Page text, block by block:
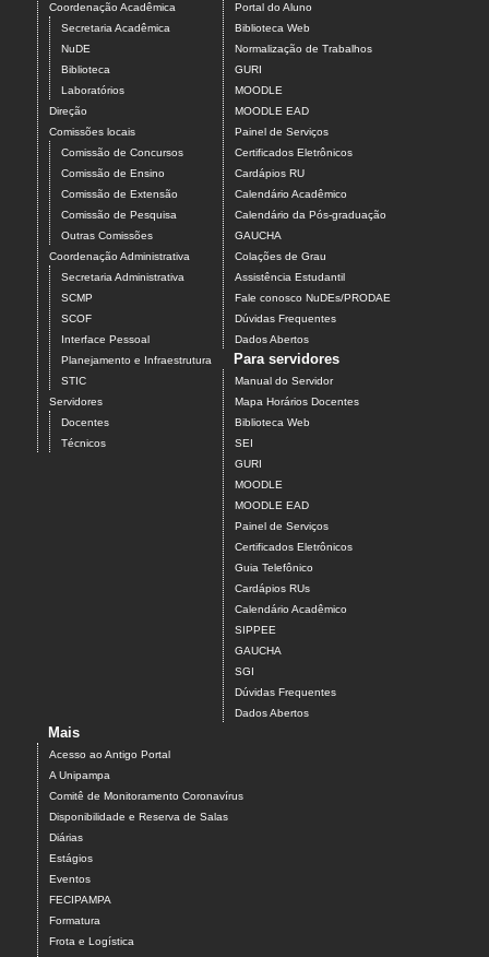
Coordenação Acadêmica
Secretaria Acadêmica
NuDE
Biblioteca
Laboratórios
Direção
Comissões locais
Comissão de Concursos
Comissão de Ensino
Comissão de Extensão
Comissão de Pesquisa
Outras Comissões
Coordenação Administrativa
Secretaria Administrativa
SCMP
SCOF
Interface Pessoal
Planejamento e Infraestrutura
STIC
Servidores
Docentes
Técnicos
Portal do Aluno
Biblioteca Web
Normalização de Trabalhos
GURI
MOODLE
MOODLE EAD
Painel de Serviços
Certificados Eletrônicos
Cardápios RU
Calendário Acadêmico
Calendário da Pós-graduação
GAUCHA
Colações de Grau
Assistência Estudantil
Fale conosco NuDEs/PRODAE
Dúvidas Frequentes
Dados Abertos
Para servidores
Manual do Servidor
Mapa Horários Docentes
Biblioteca Web
SEI
GURI
MOODLE
MOODLE EAD
Painel de Serviços
Certificados Eletrônicos
Guia Telefônico
Cardápios RUs
Calendário Acadêmico
SIPPEE
GAUCHA
SGI
Dúvidas Frequentes
Dados Abertos
Mais
Acesso ao Antigo Portal
A Unipampa
Comitê de Monitoramento Coronavírus
Disponibilidade e Reserva de Salas
Diárias
Estágios
Eventos
FECIPAMPA
Formatura
Frota e Logística